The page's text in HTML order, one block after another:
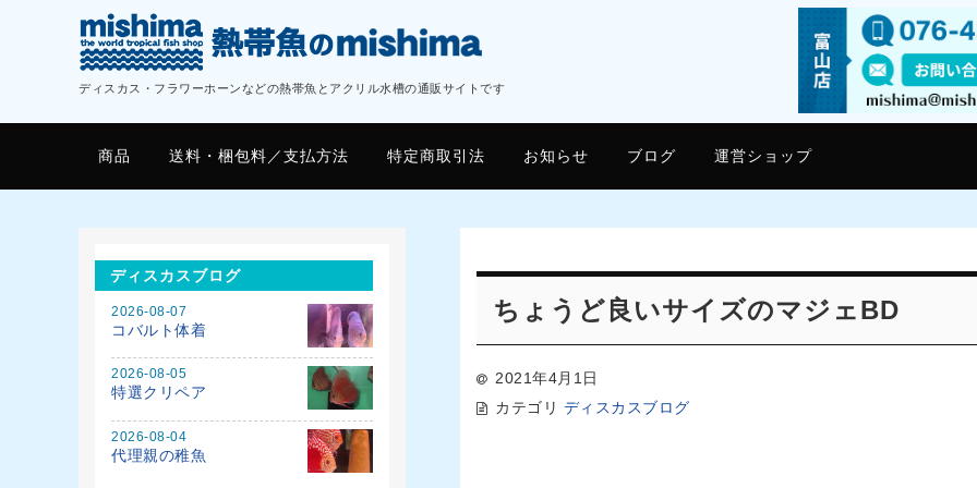
ディスカス・フラワーホーンなどの熱帯魚とアクリル水槽の通販サイトです
商品 送料・梱包料／支払方法 特定商取引法 お知らせ ブログ 運営ショップ
ちょうど良いサイズのマジェBD
2021年4月1日
カテゴリ ディスカスブログ
ディスカスブログ
2026-08-07
コバルト体着
2026-08-05
特選クリペア
2026-08-04
代理親の稚魚